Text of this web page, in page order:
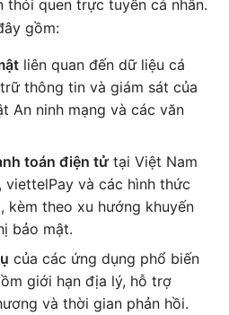
thói quen trực tuyến cá nhân.
gồm:
liên quan đến dữ liệu cá
thông tin và giám sát của
An ninh mạng và các văn
toán điện tử tại Việt Nam
viettelPay và các hình thức
kèm theo xu hướng khuyến
bảo mật.
của các ứng dụng phổ biến
giới hạn địa lý, hỗ trợ
và thời gian phản hồi.